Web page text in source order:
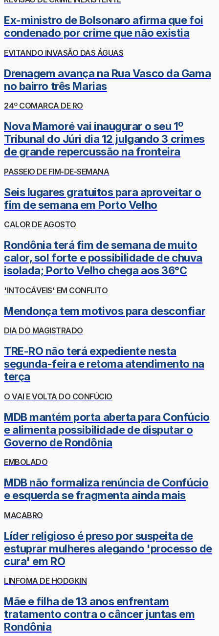
Ex-ministro de Bolsonaro afirma que foi
condenado por crime que não existia
EVITANDO INVASÃO DAS ÁGUAS
Drenagem avança na Rua Vasco da Gama
no bairro três Marias
24º COMARCA DE RO
Nova Mamoré vai inaugurar o seu 1º
Tribunal do Júri dia 12 julgando 3 crimes
de grande repercussão na fronteira
PASSEIO DE FIM-DE-SEMANA
Seis lugares gratuitos para aproveitar o
fim de semana em Porto Velho
CALOR DE AGOSTO
Rondônia terá fim de semana de muito
calor, sol forte e possibilidade de chuva
isolada; Porto Velho chega aos 36°C
'INTOCÁVEIS' EM CONFLITO
Mendonça tem motivos para desconfiar
DIA DO MAGISTRADO
TRE-RO não terá expediente nesta
segunda-feira e retoma atendimento na
terça
O VAI E VOLTA DO CONFÚCIO
MDB mantém porta aberta para Confúcio
e alimenta possibilidade de disputar o
Governo de Rondônia
EMBOLADO
MDB não formaliza renúncia de Confúcio
e esquerda se fragmenta ainda mais
MACABRO
Líder religioso é preso por suspeita de
estuprar mulheres alegando 'processo de
cura' em RO
LINFOMA DE HODGKIN
Mãe e filha de 13 anos enfrentam
tratamento contra o câncer juntas em
Rondônia